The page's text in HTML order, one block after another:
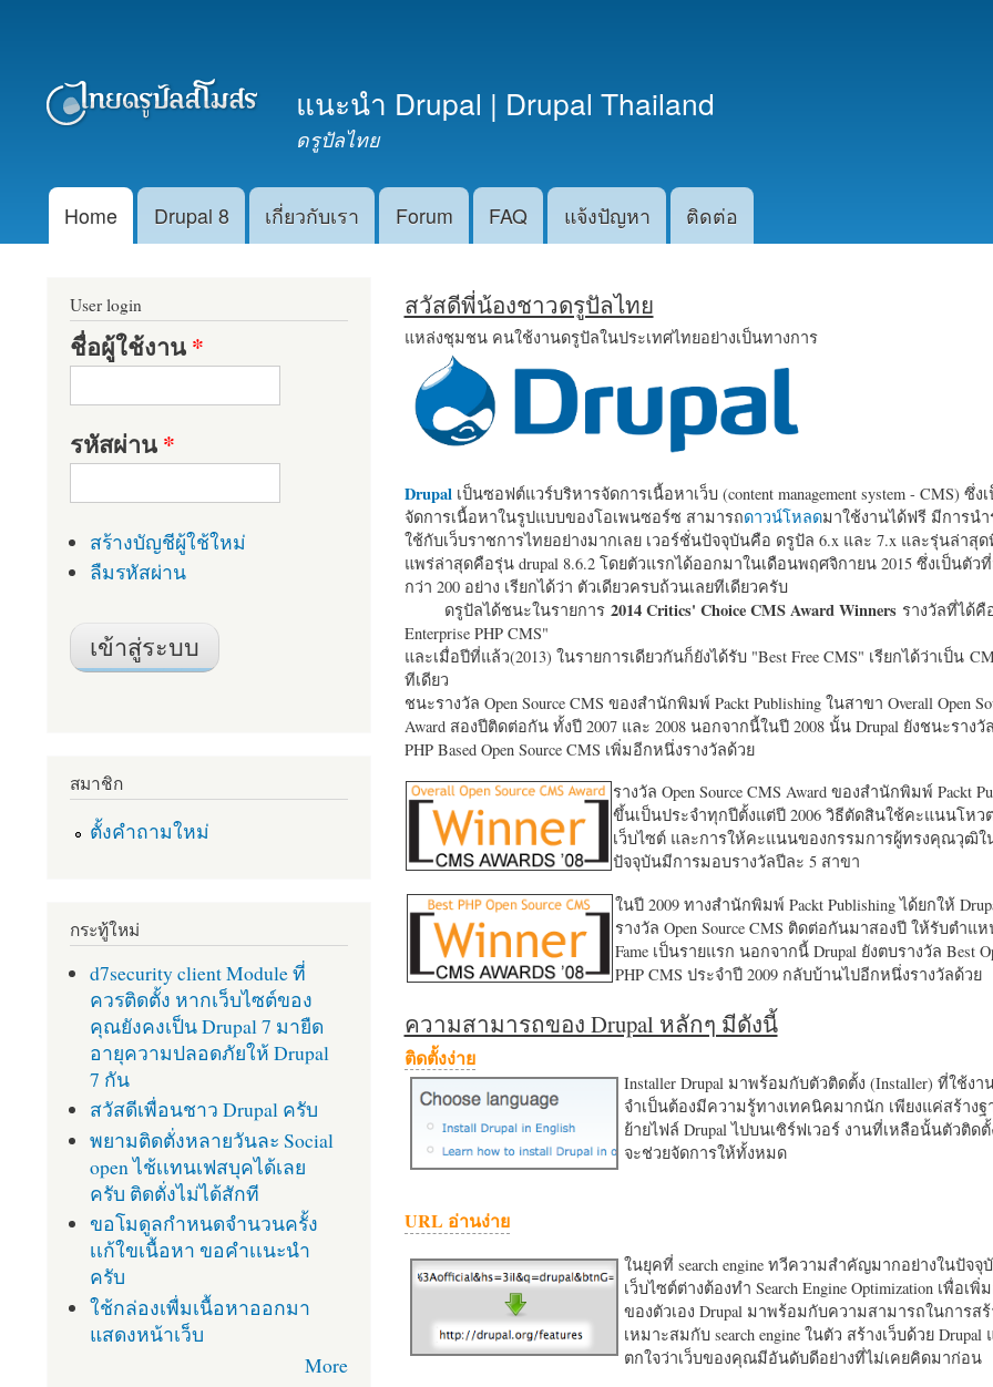
หลัก
แนะนำ Drupal | Drupal Thailand
ดรูปัลไทย
Main menu
Home Drupal 8 เกี่ยวกับเรา Forum FAQ แจ้งปัญหา ติดต่อ
สวัสดีพี่น้องชาวดรูปัลไทย
แหล่งชุมชน คนใช้งานดรูปัลในประเทศไทยอย่างเป็นทางการ
Drupalเป็นซอฟต์แวร์บริหารจัดการเนื้อหาเว็บ (content management system - CMS) ซึ่ง
จัดการเนื้อหาในรูปแบบของโอเพนซอร์ซ สามารถดาวน์โหลดมาใช้งานได้ฟรี มีการน
ใช้กับเว็บราชการไทยอย่างมากเลย เวอร์ชั่นปัจจุบันคือ ดรูปัล 6.x และ 7.x และรุ่นล่าสุด
แพร่ล่าสุดคือรุ่น drupal 8.6.2 โดยตัวแรกได้ออกมาในเดือนพฤศจิกายน 2015 ซึ่งเป็นตั
กว่า 200 อย่าง เรียกได้ว่า ตัวเดียวครบถ้วนเลยทีเดียวครับ
ดรูปัลได้ชนะในรายการ 2014 Critics' Choice CMS Award Winners รางวัลที่ได้คื
Enterprise PHP CMS"
และเมื่อปีที่แล้ว(2013) ในรายการเดียวกันก็ยังได้รับ "Best Free CMS" เรียกได้ว่าเป็น
ทีเดียว
ชนะรางวัล Open Source CMS ของสำนักพิมพ์ Packt Publishing ในสาขา Overall Open
Award สองปีติดต่อกัน ทั้งปี 2007 และ 2008 นอกจากนี้ในปี 2008 นั้น Drupal ยังชนะรางวั
PHP Based Open Source CMS เพิ่มอีกหนึ่งรางวัลด้วย
รางวัล Open Source CMS Award ของสำนักพิมพ์ Packt
ขึ้นเป็นประจำทุกปีตั้งแต่ปี 2006 วิธีตัดสินใช้คะแนนโหว
เว็บไซต์ และการให้คะแนนของกรรมการผู้ทรงคุณวุฒิใ
ปัจจุบันมีการมอบรางวัลปีละ 5 สาขา
ในปี 2009 ทางสำนักพิมพ์ Packt Publishing ได้ยกให้
รางวัล Open Source CMS ติดต่อกันมาสองปี ให้รับตำแ
Fame เป็นรายแรก นอกจากนี้ Drupal ยังตบรางวัล Best
PHP CMS ประจำปี 2009 กลับบ้านไปอีกหนึ่งรางวัลด้วย
ความสามารถของ Drupal หลักๆ มีดังนี้
ติดตั้งง่าย
Installer Drupal มาพร้อมกับตัวติดตั้ง (Installer) ที่ใช้งา
จำเป็นต้องมีความรู้ทางเทคนิคมากนัก เพียงแค่สร้าง
ย้ายไฟล์ Drupal ไปบนเซิร์ฟเวอร์ งานที่เหลือนั้นตัวติดตั้
จะช่วยจัดการให้ทั้งหมด
URL อ่านง่าย
ในยุคที่ search engine ทวีความสำคัญมากอย่างในปัจจุ
เว็บไซต์ต่างต้องทำ Search Engine Optimization เพื่อเ
ของตัวเอง Drupal มาพร้อมกับความสามารถในการสร้
เหมาะสมกับ search engine ในตัว สร้างเว็บด้วย
ตกใจว่าเว็บของคุณมีอันดับดีอย่างที่ไม่เคยคิดมาก่อน
User login
ชื่อผู้ใช้งาน*
รหัสผ่าน*
สร้างบัญชีผู้ใช้ใหม่
ลืมรหัสผ่าน
สมาชิก
ตั้งคำถามใหม่
กระทู้ใหม่
d7security client Module ที่
ควรติดตั้ง หากเว็บไซต์ของ
คุณยังคงเป็น Drupal 7 มายืด
อายุความปลอดภัยให้ Drupal
7 กัน
สวัสดีเพื่อนชาว Drupal ครับ
พยามติดตั่งหลายวันละ Social
open ไช้เเทนเฟสบุคได้เลย
ครับ ติดตั่งไม่ได้สักที
ขอโมดูลกำหนดจำนวนครั้ง
เเก้ใขเนื้อหา ขอคำเเนะนำ
ครับ
ใช้กล่องเพื่มเนื้อหาออกมา
แสดงหน้าเว็บ
More